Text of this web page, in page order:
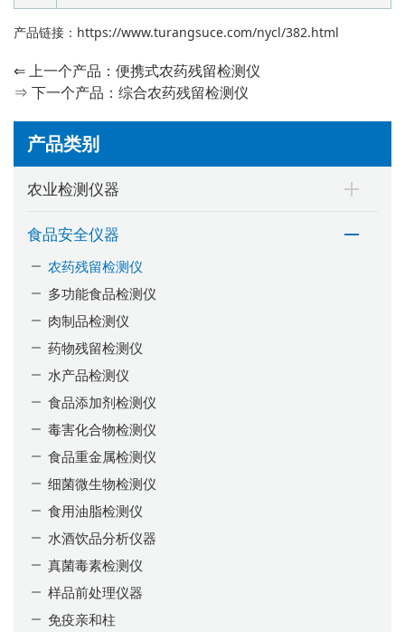
产品类别
农业检测仪器
食品安全仪器
农药残留检测仪
多功能食品检测仪
肉制品检测仪
药物残留检测仪
水产品检测仪
食品添加剂检测仪
毒害化合物检测仪
食品重金属检测仪
细菌微生物检测仪
食用油脂检测仪
水酒饮品分析仪器
真菌毒素检测仪
样品前处理仪器
免疫亲和柱
产品链接： https://www.turangsuce.com/nycl/382.html
⇐ 上一个产品： 便携式农药残留检测仪
⇒ 下一个产品： 综合农药残留检测仪